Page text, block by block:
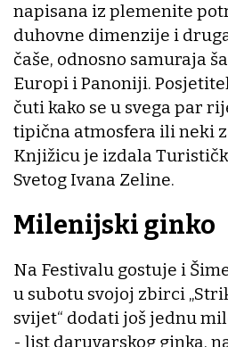
napisana iz plemenite
duhovne dimenzije i
čaše, odnosno samuraja
Europi i Panoniji.
čuti kako se u svega par
tipična atmosfera ili neki
Knjižicu je izdala
Svetog Ivana Zeline.
Milenijski ginko
Na Festivalu gostuje i
u subotu svojoj zbirci
svijet“ dodati još jednu
- list daruvarskog ginka,